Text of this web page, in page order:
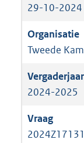
29-10-2024
Tweede
2024-2025
2024Z17131